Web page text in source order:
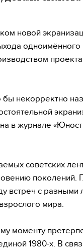
новой
бы некорректно
в журнале
советских
поколений.
встреч с
мира.
моменту
1980-х. В